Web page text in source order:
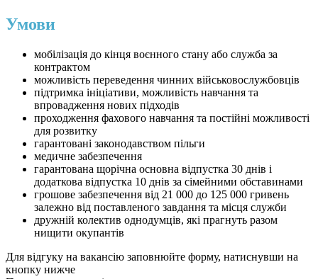
Умови
мобілізація до кінця воєнного стану або служба за
контрактом
можливість переведення чинних військовослужбовців
підтримка ініціативи, можливість навчання та
впровадження нових підходів
проходження фахового навчання та постійні можливості
для розвитку
гарантовані законодавством пільги
медичне забезпечення
гарантована щорічна основна відпустка 30 днів і
додаткова відпустка 10 днів за сімейними обставинами
грошове забезпечення від 21 000 до 125 000 гривень
залежно від поставленого завдання та місця служби
дружній колектив однодумців, які прагнуть разом
нищити окупантів
Для відгуку на вакансію заповнюйте форму, натиснувши на
кнопку нижче